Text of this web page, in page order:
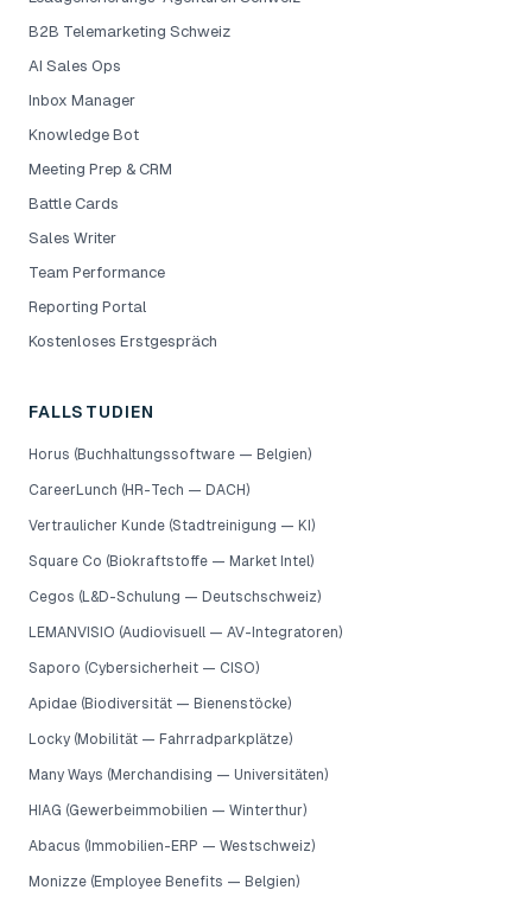
B2B Telemarketing Schweiz
AI Sales Ops
Inbox Manager
Knowledge Bot
Meeting Prep & CRM
Battle Cards
Sales Writer
Team Performance
Reporting Portal
Kostenloses Erstgespräch
FALLSTUDIEN
Horus (Buchhaltungssoftware — Belgien)
CareerLunch (HR-Tech — DACH)
Vertraulicher Kunde (Stadtreinigung — KI)
Square Co (Biokraftstoffe — Market Intel)
Cegos (L&D-Schulung — Deutschschweiz)
LEMANVISIO (Audiovisuell — AV-Integratoren)
Saporo (Cybersicherheit — CISO)
Apidae (Biodiversität — Bienenstöcke)
Locky (Mobilität — Fahrradparkplätze)
Many Ways (Merchandising — Universitäten)
HIAG (Gewerbeimmobilien — Winterthur)
Abacus (Immobilien-ERP — Westschweiz)
Monizze (Employee Benefits — Belgien)